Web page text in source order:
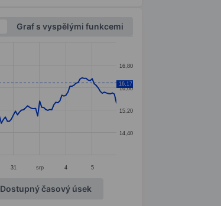
Graf s vyspělými funkcemi
31 srp 4 5
14,40
15,20
16,00
16,80
16,17
Dostupný časový úsek